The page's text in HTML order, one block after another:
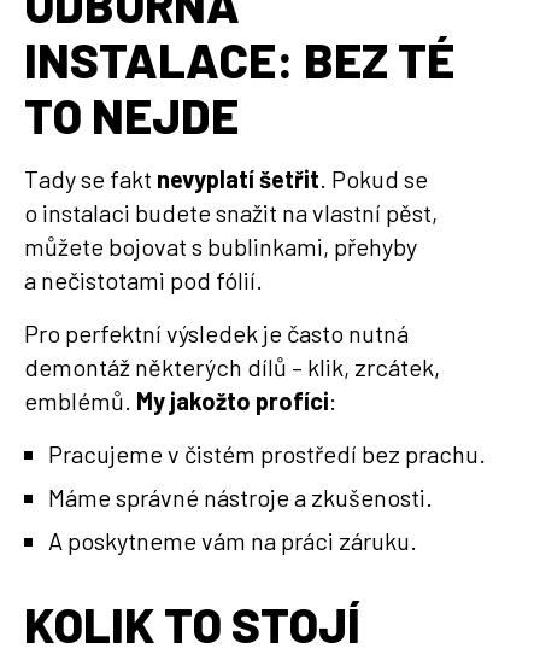
INSTALACE: BEZ TÉ
TO NEJDE
Tady se fakt nevyplatí šetřit. Pokud se
o instalaci budete snažit na vlastní pěst,
můžete bojovat s bublinkami, přehyby
a nečistotami pod fólií.
Pro perfektní výsledek je často nutná
demontáž některých dílů – klik, zrcátek,
emblémů. My jakožto profíci:
Pracujeme v čistém prostředí bez prachu.
Máme správné nástroje a zkušenosti.
A poskytneme vám na práci záruku.
KOLIK TO STOJÍ